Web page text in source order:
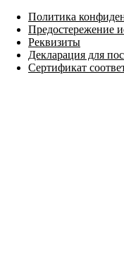
Политика
Предостережение
Реквизиты
Декларация для
Сертификат